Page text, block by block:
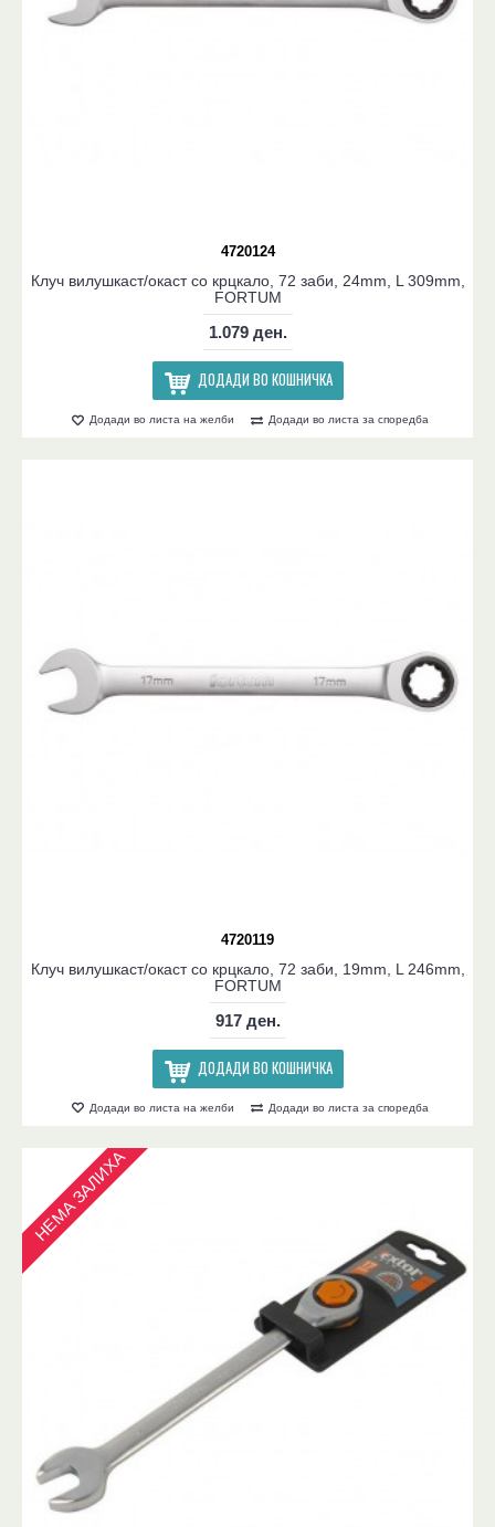
4720124
Клуч вилушкаст/окаст со крцкало, 72 заби, 24mm, L 309mm,
FORTUM
1.079 ден.
ДОДАДИ ВО КОШНИЧКА
Додади во листа на желби Додади во листа за споредба
4720119
Клуч вилушкаст/окаст со крцкало, 72 заби, 19mm, L 246mm,
FORTUM
917 ден.
ДОДАДИ ВО КОШНИЧКА
Додади во листа на желби Додади во листа за споредба
НЕМА ЗАЛИХА